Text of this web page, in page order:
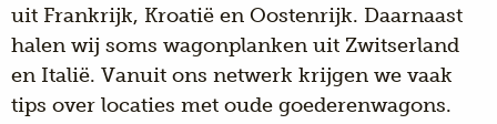
uit Frankrijk, Kroatië en Oostenrijk. Daarnaast
halen wij soms wagonplanken uit Zwitserland
en Italië. Vanuit ons netwerk krijgen we vaak
tips over locaties met oude goederenwagons.